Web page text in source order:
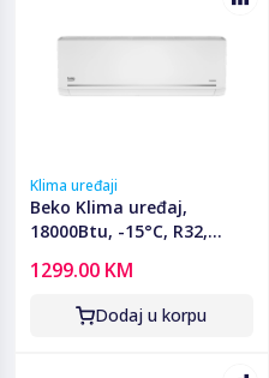
Klima uređaji
Beko Klima uređaj,
18000Btu, -15°C, R32,
BEHPG 185/186
1299.00 KM
Dodaj u korpu